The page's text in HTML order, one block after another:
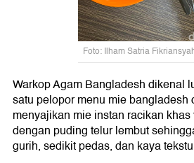
Foto: Ilham Satria
Warkop Agam Bangladesh dikenal
satu pelopor menu mie bangladesh
menyajikan mie instan racikan
dengan puding telur lembut
gurih, sedikit pedas, dan kaya